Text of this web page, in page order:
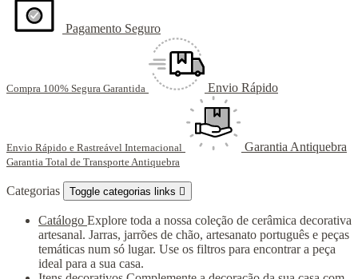
Pagamento Seguro
Compra 100% Segura Garantida Envio Rápido
Envio Rápido e Rastreável Internacional Garantia Antiquebra
Garantia Total de Transporte Antiquebra
Categorias Toggle categorias links 
Catálogo Explore toda a nossa coleção de cerâmica decorativa
artesanal. Jarras, jarrões de chão, artesanato português e peças
temáticas num só lugar. Use os filtros para encontrar a peça
ideal para a sua casa.